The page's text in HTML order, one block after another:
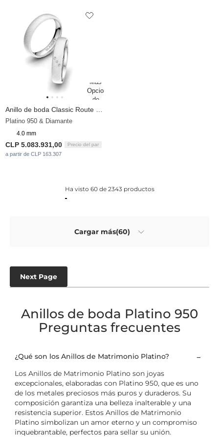
Platino 950 & Diamante
4.0 mm
CLP 5.083.931,00 Precio del par
a partir de CLP 163.307
Ha visto 60 de 2343 productos
Cargar más(60)
Next Page
Anillos de boda Platino 950
Preguntas frecuentes
¿Qué son los Anillos de Matrimonio Platino?
Los Anillos de Matrimonio Platino son joyas
excepcionales, elaboradas con Platino 950, que es uno
de los metales preciosos más puros y duraderos. Su
composición garantiza una belleza inalterable y una
resistencia superior. Estos Anillos de Matrimonio
Platino simbolizan un amor eterno y un compromiso
inquebrantable, perfectos para sellar su unión.